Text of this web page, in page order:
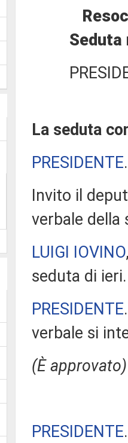
Seduta
La seduta
PRESIDENTE
Invito il
verbale della
LUIGI IOVINO
seduta di ieri.
PRESIDENTE
verbale si
(È approvato)
PRESIDENTE